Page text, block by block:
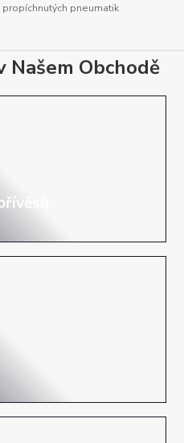
pneumatik
Našem Obchodě